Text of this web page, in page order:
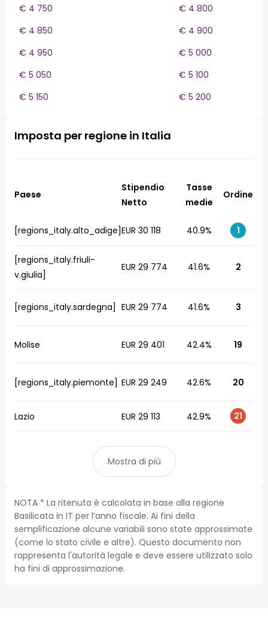
€ 4 750
€ 4 800
€ 4 850
€ 4 900
€ 4 950
€ 5 000
€ 5 050
€ 5 100
€ 5 150
€ 5 200
Imposta per regione in Italia
Paese
Stipendio
Netto
Tasse
medie
Ordine
[regions_italy.alto_adige]EUR 30 118 40.9% 1
[regions_italy.friuli-
v.giulia]
EUR 29 774 41.6% 2
[regions_italy.sardegna] EUR 29 774 41.6% 3
Molise EUR 29 401 42.4% 19
[regions_italy.piemonte] EUR 29 249 42.6% 20
Lazio EUR 29 113 42.9% 21
Mostra di più
NOTA * La ritenuta è calcolata in base alla regione
Basilicata in IT per l’anno fiscale. Ai fini della
semplificazione alcune variabili sono state approssimate
(come lo stato civile e altre). Questo documento non
rappresenta l'autorità legale e deve essere utilizzato solo
ha fini di approssimazione.